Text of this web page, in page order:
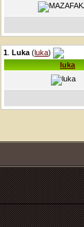
1 Luka (luka)
luka